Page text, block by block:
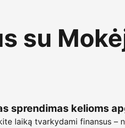
su
sprendimas kelioms
laiką tvarkydami finansus –